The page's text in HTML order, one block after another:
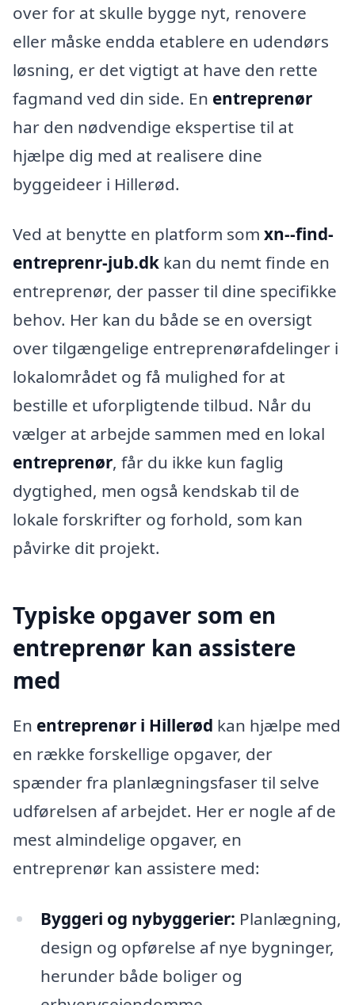
over for at skulle bygge nyt, renovere
eller måske endda etablere en udendørs
løsning, er det vigtigt at have den rette
fagmand ved din side. En entreprenør
har den nødvendige ekspertise til at
hjælpe dig med at realisere dine
byggeideer i Hillerød.
Ved at benytte en platform som xn--find-
entreprenr-jub.dk kan du nemt finde en
entreprenør, der passer til dine specifikke
behov. Her kan du både se en oversigt
over tilgængelige entreprenørafdelinger i
lokalområdet og få mulighed for at
bestille et uforpligtende tilbud. Når du
vælger at arbejde sammen med en lokal
entreprenør, får du ikke kun faglig
dygtighed, men også kendskab til de
lokale forskrifter og forhold, som kan
påvirke dit projekt.
Typiske opgaver som en
entreprenør kan assistere
med
En entreprenør i Hillerød kan hjælpe med
en række forskellige opgaver, der
spænder fra planlægningsfaser til selve
udførelsen af arbejdet. Her er nogle af de
mest almindelige opgaver, en
entreprenør kan assistere med:
Byggeri og nybyggerier: Planlægning,
design og opførelse af nye bygninger,
herunder både boliger og